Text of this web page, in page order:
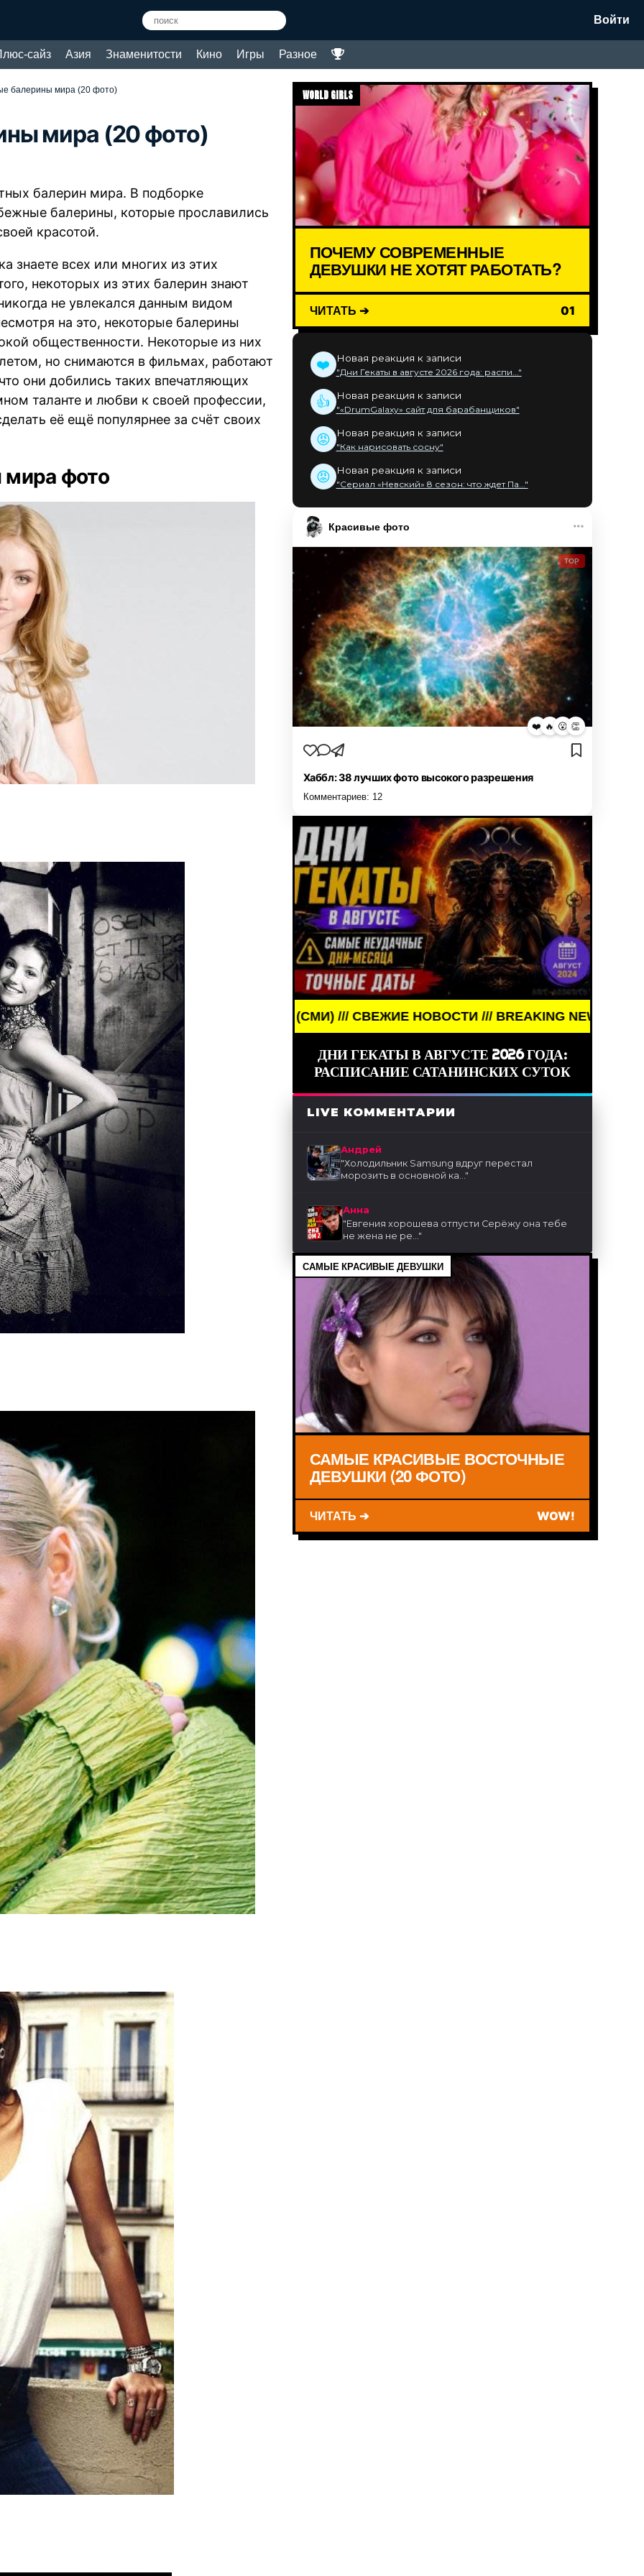
Войти
сайз Азия Знаменитости Кино Игры Разное
балерины мира (20 фото)
мира (20 фото)
балерин мира. В подборке
балерины, которые прославились
красотой.
знаете всех или многих из этих
некоторых из этих балерин знают
не увлекался данным видом
на это, некоторые балерины
общественности. Некоторые из них
но снимаются в фильмах, работают
они добились таких впечатляющих
таланте и любви к своей профессии,
её ещё популярнее за счёт своих
фото
WORLD GIRLS
ПОЧЕМУ СОВРЕМЕННЫЕ
ДЕВУШКИ НЕ ХОТЯТ РАБОТАТЬ?
ЧИТАТЬ ➔ 01
❤️ Новая реакция к записи
"Дни Гекаты в августе 2026 года: распи..."
👍 Новая реакция к записи
"«DrumGalaxy» сайт для барабанщиков"
😡 Новая реакция к записи
"Как нарисовать сосну"
😡 Новая реакция к записи
"Сериал «Невский» 8 сезон: что ждет Па..."
Красивые фото
TOP
❤️ 🔥 😮 👏
Хаббл: 38 лучших фото высокого разрешения
Комментариев: 12
NEWS /// НОВОСТИ (СМИ) /// СВЕЖИЕ НОВОСТИ /// BREAKING NEWS /// НОВОСТИ (СМИ)
ДНИ ГЕКАТЫ В АВГУСТЕ 2026 ГОДА:
РАСПИСАНИЕ САТАНИНСКИХ СУТОК
LIVE КОММЕНТАРИИ
Андрей
"Холодильник Samsung вдруг перестал
морозить в основной ка..."
Анна
"Евгения хорошева отпусти Серёжу она тебе
не жена не ре..."
САМЫЕ КРАСИВЫЕ ДЕВУШКИ
САМЫЕ КРАСИВЫЕ ВОСТОЧНЫЕ
ДЕВУШКИ (20 ФОТО)
ЧИТАТЬ ➔ WOW!